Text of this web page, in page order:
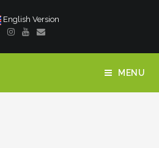
English Version
MENU